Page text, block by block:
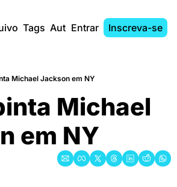
Tags AutoresEntrar Inscreva-se
Michael Jackson em NY
Michael
em NY